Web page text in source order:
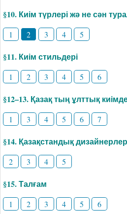
§10. Киім түрлері жә не сән
1 2 3 4 5
§11. Киім стильдері
1 2 3 4 5 6
§12–13. Қазақ тың ұлттық
1 3 4 5 6 7
§14. Қазақстандық дизайнерлер
2 3 4 5
§15. Талғам
1 2 3 4 5 6